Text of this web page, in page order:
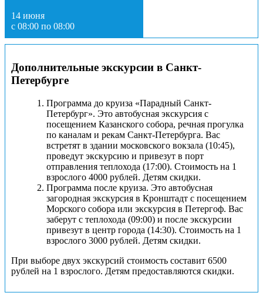
14 июня
с 08:00 по 08:00
Дополнительные экскурсии в Санкт-
Петербурге
Программа до круиза «Парадный Санкт-
Петербург». Это автобусная экскурсия с
посещением Казанского собора, речная прогулка
по каналам и рекам Санкт-Петербурга. Вас
встретят в здании московского вокзала (10:45),
проведут экскурсию и привезут в порт
отправления теплохода (17:00). Стоимость на 1
взрослого 4000 рублей. Детям скидки.
Программа после круиза. Это автобусная
загородная экскурсия в Кронштадт с посещением
Морского собора или экскурсия в Петергоф. Вас
заберут с теплохода (09:00) и после экскурсии
привезут в центр города (14:30). Стоимость на 1
взрослого 3000 рублей. Детям скидки.
При выборе двух экскурсий стоимость составит 6500
рублей на 1 взрослого. Детям предоставляются скидки.